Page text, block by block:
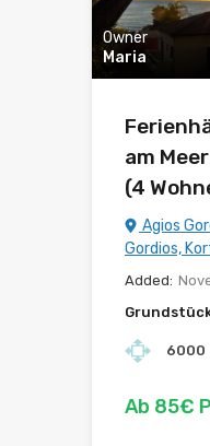
Owner
Maria
am
(4
Agios
Gordios,
Added:
6000
Ab 85€